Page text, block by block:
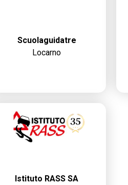
Scuolaguidatre
Locarno
Istituto RASS SA